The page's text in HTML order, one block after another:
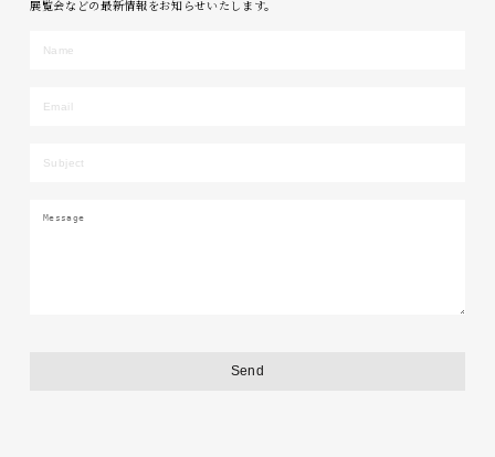
展覧会などの最新情報をお知らせいたします。